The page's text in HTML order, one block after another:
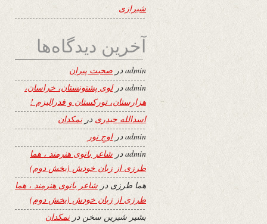
شیرازی
آخرین دیدگاه‌ها
adminدر صحبت پیران
admin درلوی پشتونستان، خراسان،
هزارستان، تورکستان و فدرالیزم !
اسدالله حیدری درنمکدان
adminدراوجِ نور
adminدر شاعر بانوی هنرمند ، هما
طرزی از زبان خودش (بخش دوم)
هما طرزی در شاعر بانوی هنرمند ، هما
طرزی از زبان خودش (بخش دوم)
بشیر شیرین سخن درنمکدان